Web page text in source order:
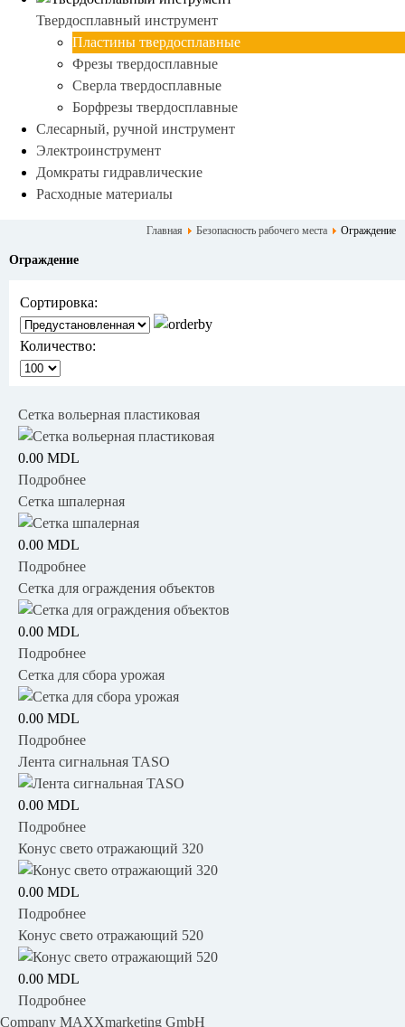
Твердосплавный инструмент
Пластины твердосплавные
Фрезы твердосплавные
Сверла твердосплавные
Борфрезы твердосплавные
Слесарный, ручной инструмент
Электроинструмент
Домкраты гидравлические
Расходные материалы
Главная Безопасность рабочего места Ограждение
Ограждение
Сортировка:
Количество:
Сетка вольерная пластиковая
0.00 MDL
Подробнее
Сетка шпалерная
0.00 MDL
Подробнее
Сетка для ограждения объектов
0.00 MDL
Подробнее
Сетка для сбора урожая
0.00 MDL
Подробнее
Лента сигнальная TASO
0.00 MDL
Подробнее
Конус свето отражающий 320
0.00 MDL
Подробнее
Конус свето отражающий 520
0.00 MDL
Подробнее
Company MAXXmarketing GmbH